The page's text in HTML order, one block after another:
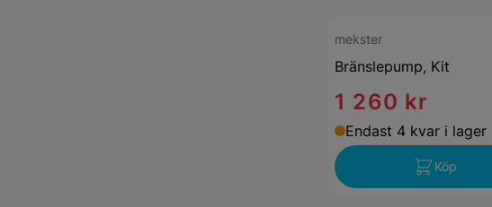
mekster
Bränslepump, Kit
1 260 kr
Endast 4 kvar i lager
Köp